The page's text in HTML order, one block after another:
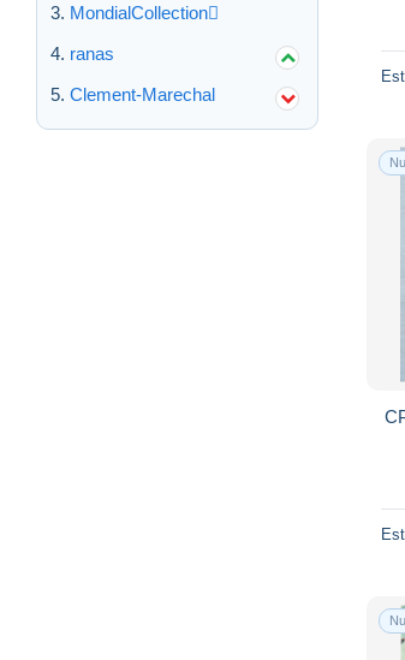
MondialCollection
ranas
Clement-Marechal